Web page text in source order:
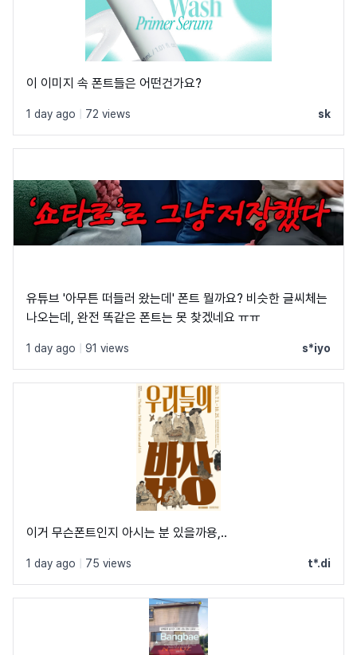
이 이미지 속 폰트들은 어떤건가요?
1 day ago 72 views sk
유튜브 '아무튼 떠들러 왔는데' 폰트 뭘까요? 비슷한 글씨체는
나오는데, 완전 똑같은 폰트는 못 찾겠네요 ㅠㅠ
1 day ago 91 views s*iyo
이거 무슨폰트인지 아시는 분 있을까용,..
1 day ago 75 views t*.di